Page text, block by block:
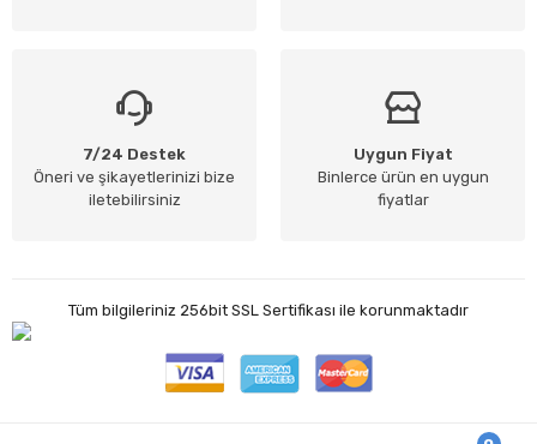
7/24 Destek
Öneri ve şikayetlerinizi bize
iletebilirsiniz
Uygun Fiyat
Binlerce ürün en uygun
fiyatlar
Tüm bilgileriniz 256bit SSL Sertifikası ile korunmaktadır